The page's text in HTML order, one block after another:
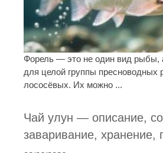
Форель — это не один вид рыбы,
для целой группы пресноводных
лососёвых. Их можно ...
Чай улун — описание,
заваривание, хранение,